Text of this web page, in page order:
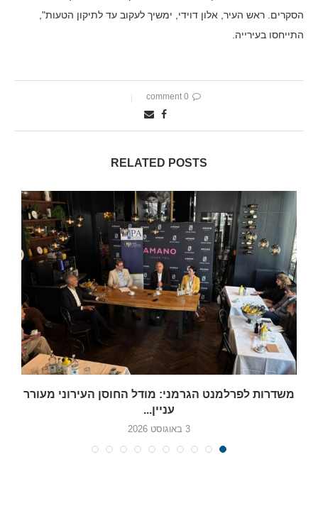
הסקרים. ראש העיר, אלון דוידי, ימשיך לעקוב עד לתיקון הטעות",
התייחסו בעירייה.
0 comment
RELATED POSTS
משדרות לפרלמנט הגרמני: מודל החוסן העירוני מעורר
עניין...
3 באוגוסט 2026